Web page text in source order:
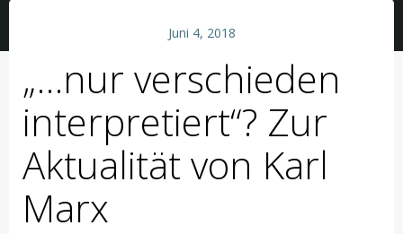
Juni 4, 2018
„…nur verschieden
interpretiert“? Zur
Aktualität von Karl
Marx